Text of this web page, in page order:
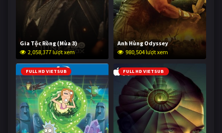
Gia Tộc Rồng (Mùa 3)
2,058,377 lượt xem
Anh Hùng Odyssey
980,504 lượt xem
FULL HD VIETSUB FULL HD VIETSUB